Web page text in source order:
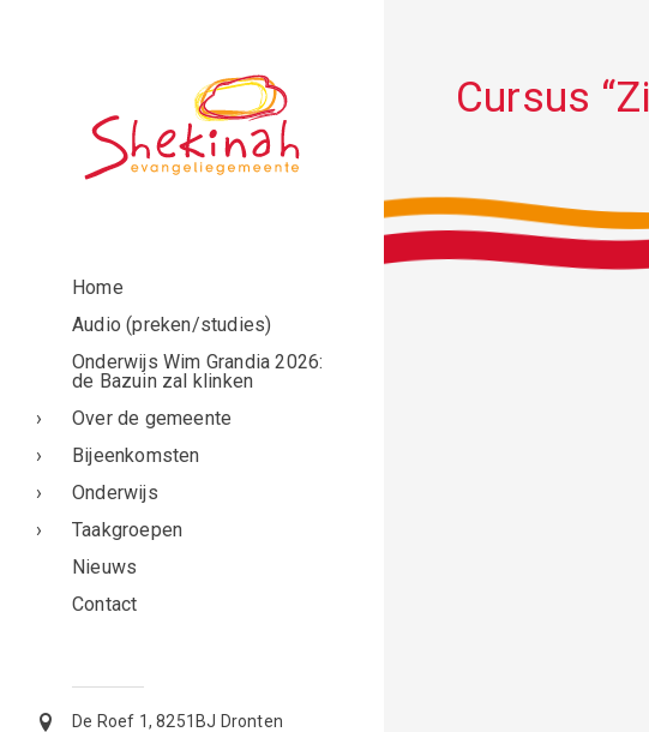
Home
Audio (preken/studies)
Onderwijs Wim Grandia 2026:
de Bazuin zal klinken
Over de gemeente
Bijeenkomsten
Onderwijs
Taakgroepen
Nieuws
Contact
De Roef 1, 8251BJ Dronten
Cursus